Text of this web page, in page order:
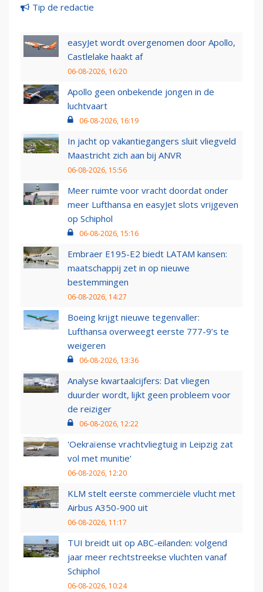
Tip de redactie
easyJet wordt overgenomen door Apollo,
Castlelake haakt af
06-08-2026, 16:20
Apollo geen onbekende jongen in de
luchtvaart
06-08-2026, 16:19
In jacht op vakantiegangers sluit vliegveld
Maastricht zich aan bij ANVR
06-08-2026, 15:56
Meer ruimte voor vracht doordat onder
meer Lufthansa en easyJet slots vrijgeven
op Schiphol
06-08-2026, 15:16
Embraer E195-E2 biedt LATAM kansen:
maatschappij zet in op nieuwe
bestemmingen
06-08-2026, 14:27
Boeing krijgt nieuwe tegenvaller:
Lufthansa overweegt eerste 777-9’s te
weigeren
06-08-2026, 13:36
Analyse kwartaalcijfers: Dat vliegen
duurder wordt, lijkt geen probleem voor
de reiziger
06-08-2026, 12:22
'Oekraïense vrachtvliegtuig in Leipzig zat
vol met munitie'
06-08-2026, 12:20
KLM stelt eerste commerciële vlucht met
Airbus A350-900 uit
06-08-2026, 11:17
TUI breidt uit op ABC-eilanden: volgend
jaar meer rechtstreekse vluchten vanaf
Schiphol
06-08-2026, 10:24